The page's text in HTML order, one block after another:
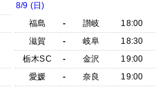
8/9 (日)
福島
- 讃岐 18:00
滋賀
- 岐阜 18:30
栃木SC
- 金沢 19:00
愛媛
- 奈良 19:00